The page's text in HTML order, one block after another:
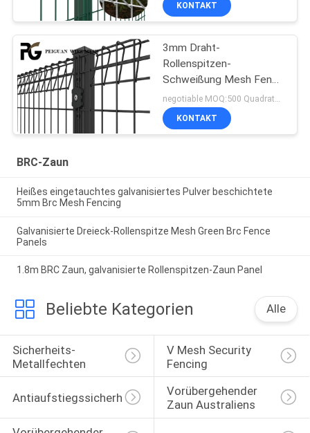
KONTAKT
3mm Draht-
Rollenspitzen-
Schweißung Mesh Fence
Panels
KONTAKT
BRC-Zaun
Heißes eingetauchtes galvanisiertes Pulver beschichtete
5mm Brc Mesh Fencing
Galvanisierte Dreieck-Rollenspitze Mesh Green Brc Fence
Panels
1.8m BRC Zaun, galvanisierte Rollenspitzen-Zaun Panel
Beliebte Kategorien Alle
Sicherheits-
Metallfechten
V Mesh Security
Fencing
AntiaufstiegssicherheitsfechtenVorübergehender
Zaun Australiens